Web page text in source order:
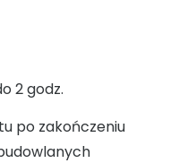
2 godz.
po zakończeniu